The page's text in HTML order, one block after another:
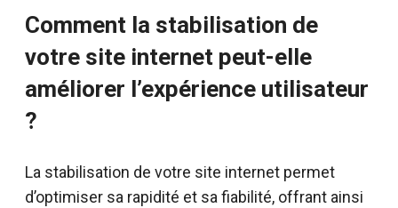
Comment la stabilisation de
votre site internet peut-elle
améliorer l’expérience utilisateur
?
La stabilisation de votre site internet permet
d’optimiser sa rapidité et sa fiabilité, offrant ainsi